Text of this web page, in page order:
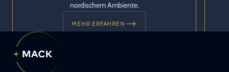
nordischem Ambiente.
MEHR ERFAHREN